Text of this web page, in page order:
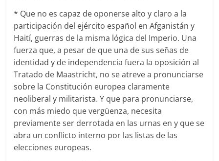
* Que no es capaz de oponerse alto y claro a la
participación del ejército español en Afganistán y
Haití, guerras de la misma lógica del Imperio. Una
fuerza que, a pesar de que una de sus señas de
identidad y de independencia fuera la oposición al
Tratado de Maastricht, no se atreve a pronunciarse
sobre la Constitución europea claramente
neoliberal y militarista. Y que para pronunciarse,
con más miedo que vergüenza, necesita
previamente ser derrotada en las urnas en y que se
abra un conflicto interno por las listas de las
elecciones europeas.